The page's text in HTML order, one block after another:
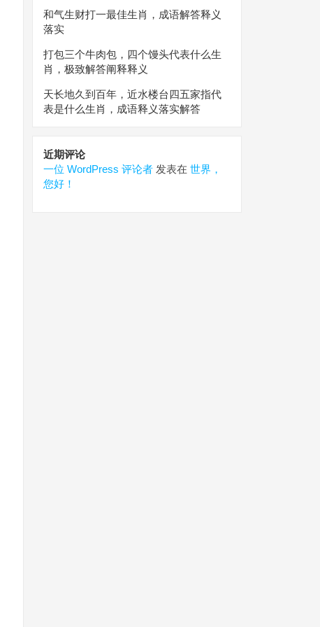
和气生财打一最佳生肖，成语解答释义
落实
打包三个牛肉包，四个馒头代表什么生
肖，极致解答阐释释义
天长地久到百年，近水楼台四五家指代
表是什么生肖，成语释义落实解答
近期评论
一位 WordPress 评论者 发表在 世界，
您好！